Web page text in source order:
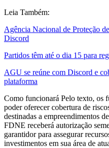
Leia Também:
Agência Nacional de Proteção
Discord
Partidos têm até o dia 15 para
AGU se reúne com Discord e
plataforma
Como funcionará Pelo texto, os
poder oferecer cobertura de
destinadas a empreendimentos
FDNE receberá autorização
garantidor para assegurar
investimentos em sua área de